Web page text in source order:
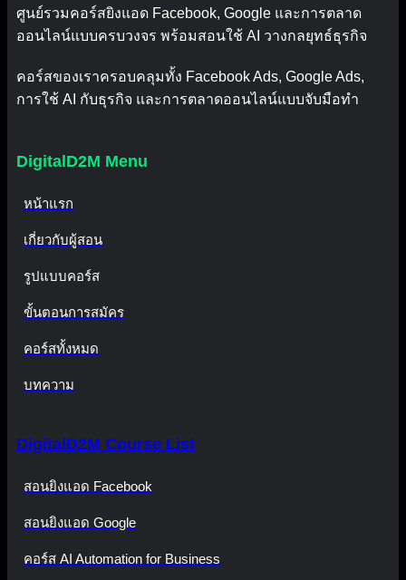
ศูนย์รวมคอร์สยิงแอด Facebook, Google และการตลาด
ออนไลน์แบบครบวงจร พร้อมสอนใช้ AI วางกลยุทธ์ธุรกิจ
คอร์สของเราครอบคลุมทั้ง Facebook Ads, Google Ads,
การใช้ AI กับธุรกิจ และการตลาดออนไลน์แบบจับมือทำ
DigitalD2M Menu
หน้าแรก
เกี่ยวกับผู้สอน
รูปแบบคอร์ส
ขั้นตอนการสมัคร
คอร์สทั้งหมด
บทความ
DigitalD2M Course List
สอนยิงแอด Facebook
สอนยิงแอด Google
คอร์ส AI Automation for Business